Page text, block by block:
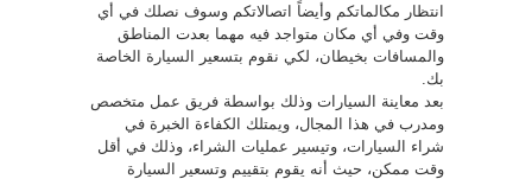
انتظار مكالماتكم وأيضاً اتصالاتكم وسوف نصلك في أي
وقت وفي أي مكان متواجد فيه مهما بعدت المناطق
والمسافات بخيطان، لكي نقوم بتسعير السيارة الخاصة
بك.
بعد معاينة السيارات وذلك بواسطة فريق عمل متخصص
ومدرب في هذا المجال، ويمتلك الكفاءة الخبرة في
شراء السيارات، وتيسير عمليات الشراء، وذلك في أقل
وقت ممكن، حيث أنه يقوم بتقييم وتسعير السيارة